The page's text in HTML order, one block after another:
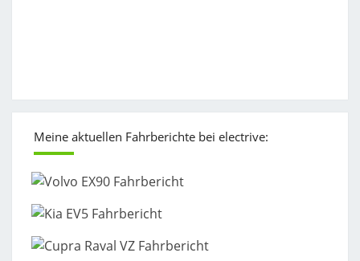
Meine aktuellen Fahrberichte bei electrive: